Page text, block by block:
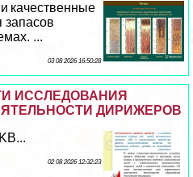
качественные
...
03 08 2026 16:50:28
ИССЛЕДОВАНИЯ
ДИРИЖЕРОВ
02 08 2026 12:32:23